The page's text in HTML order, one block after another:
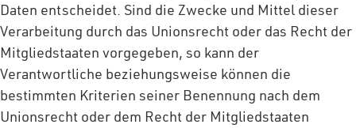
Daten entscheidet. Sind die Zwecke und Mittel dieser
Verarbeitung durch das Unionsrecht oder das Recht der
Mitgliedstaaten vorgegeben, so kann der
Verantwortliche beziehungsweise können die
bestimmten Kriterien seiner Benennung nach dem
Unionsrecht oder dem Recht der Mitgliedstaaten